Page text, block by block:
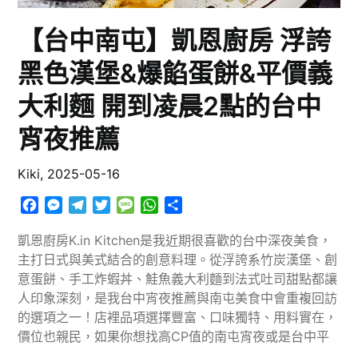
【台中南屯】凱恩廚房 浮誇
黑色漢堡&爆餡蛋餅&平價義
大利麵 開到凌晨2點的台中
宵夜推薦
Kiki, 2025-05-16
Facebook
Messenger
TelegramTwitterMessageWhatsApp
凱恩廚房K.in Kitchen是我近期很喜歡的台中深夜美食，
主打日式與美式結合的創意料理。從浮誇系竹炭漢堡、創
意蛋餅、手工炸蝦丼、鮭魚義大利麵到法式吐司甜點都讓
人印象深刻，是我台中宵夜推薦與南屯美食中會重複回訪
的選項之一！店裡品項選擇豐富、口味獨特、用料實在，
價位也親民，如果你想找高CP值的南屯宵夜或是台中平